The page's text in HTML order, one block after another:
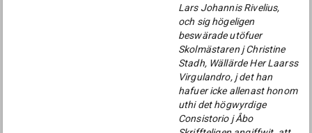
Lars Johannis Rivelius,
och sig högeligen
beswärade utöfuer
Skolmästaren j Christine
Stadh, Wällärde Her Laarss
Virgulandro, j det han
hafuer icke allenast honom
uthi det högwyrdige
Consistorio j Åbo